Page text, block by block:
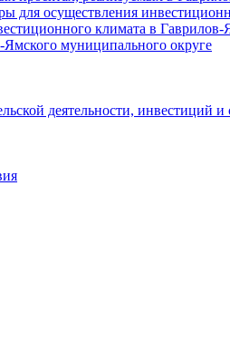
для осуществления
климата в Гаврилов-
муниципального округе
деятельности, инвестиций и